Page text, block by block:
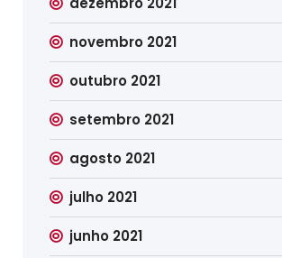
novembro 2021
outubro 2021
setembro 2021
agosto 2021
julho 2021
junho 2021